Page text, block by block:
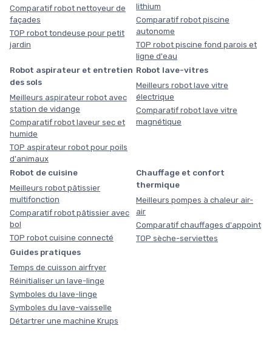
Comparatif robot nettoyeur de
façades
TOP robot tondeuse pour petit
jardin
lithium
Comparatif robot piscine
autonome
TOP robot piscine fond parois et
ligne d'eau
Robot aspirateur et entretien
des sols
Meilleurs aspirateur robot avec
station de vidange
Comparatif robot laveur sec et
humide
TOP aspirateur robot pour poils
d'animaux
Robot lave-vitres
Meilleurs robot lave vitre
électrique
Comparatif robot lave vitre
magnétique
Robot de cuisine
Meilleurs robot pâtissier
multifonction
Comparatif robot pâtissier avec
bol
TOP robot cuisine connecté
Chauffage et confort
thermique
Meilleurs pompes à chaleur air-
air
Comparatif chauffages d'appoint
TOP sèche-serviettes
Guides pratiques
Temps de cuisson airfryer
Réinitialiser un lave-linge
Symboles du lave-linge
Symboles du lave-vaisselle
Détartrer une machine Krups